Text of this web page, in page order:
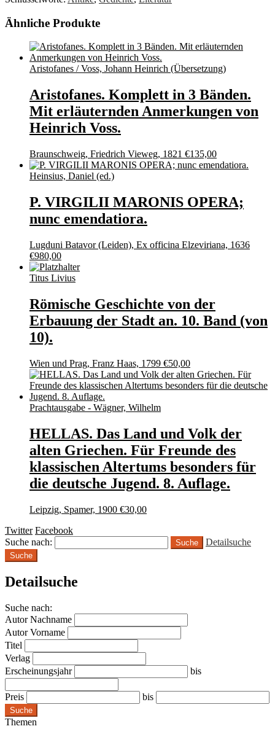
Ähnliche Produkte
Aristofanes / Voss, Johann Heinrich (Übersetzung)
Aristofanes. Komplett in 3 Bänden.
Mit erläuternden Anmerkungen von
Heinrich Voss.
Braunschweig, Friedrich Vieweg, 1821 €135,00
Heinsius, Daniel (ed.)
P. VIRGILII MARONIS OPERA;
nunc emendatiora.
Lugduni Batavor (Leiden), Ex officina Elzeviriana, 1636
€980,00
Titus Livius
Römische Geschichte von der
Erbauung der Stadt an. 10. Band (von
10).
Wien und Prag, Franz Haas, 1799 €50,00
Prachtausgabe - Wägner, Wilhelm
HELLAS. Das Land und Volk der
alten Griechen. Für Freunde des
klassischen Altertums besonders für
die deutsche Jugend. 8. Auflage.
Leipzig, Spamer, 1900 €30,00
Twitter Facebook
Suche nach:
Detailsuche
Suche
Detailsuche
Suche nach:
Autor Nachname
Autor Vorname
Titel
Verlag
Erscheinungsjahr
bis
Preis bis
Suche
Themen